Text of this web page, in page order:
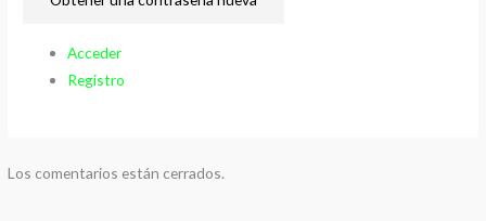
Acceder
Registro
Los comentarios están cerrados.